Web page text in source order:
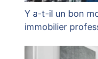
Y a-t-il un bon
immobilier